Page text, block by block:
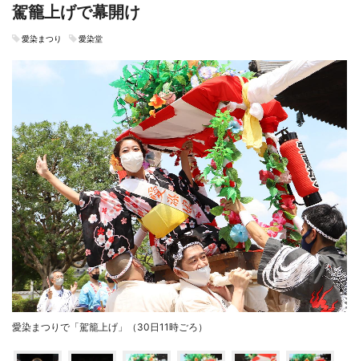
駕籠上げで幕開け
愛染まつり 愛染堂
愛染まつりで「駕籠上げ」（30日11時ごろ）